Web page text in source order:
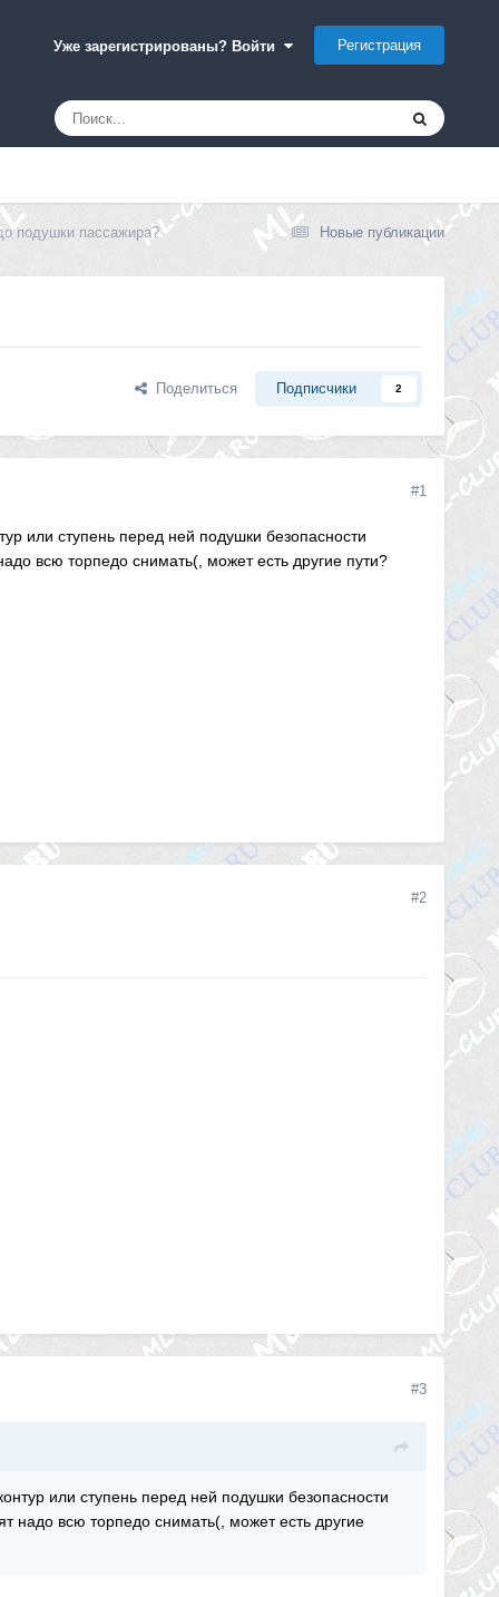
Уже зарегистрированы? Войти Регистрация
Новые публикации
подушки пассажира?
Поделиться Подписчики 2
#1
или ступень перед ней подушки безопасности
всю торпедо снимать(, может есть другие пути?
#2
#3
или ступень перед ней подушки безопасности
надо всю торпедо снимать(, может есть другие